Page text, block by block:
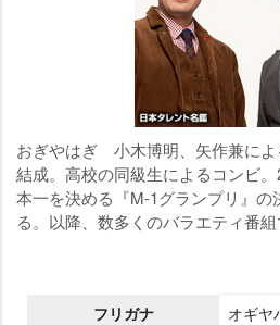
おぎやはぎ 小木博明、矢作兼によ
結成。高校の同級生によるコンビ
本一を決める『M-1グランプリ』
る。以降、数多くのバラエティ番組
フリガナ
オギヤ